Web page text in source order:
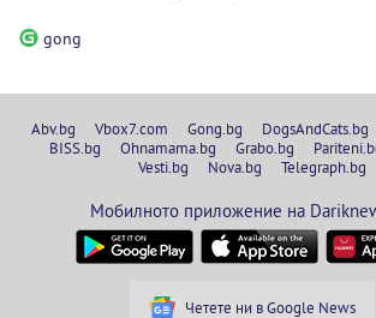
gong
Abv.bg Vbox7.com Gong.bg DogsAndCats.bg
BISS.bg
Ohnamama.bg Grabo.bg
Vesti.bg
Nova.bg Telegraph.bg
Мобилното приложение на
Четете ни в Google News